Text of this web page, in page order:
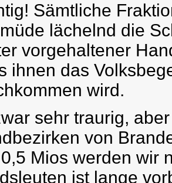
Sämtliche
lächelnd die
vorgehaltener
ihnen das
wird.
sehr traurig,
von
Mios werden wir
ist lange